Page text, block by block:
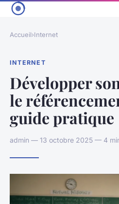
Accueil›Internet
INTERNET
Développer
le
guide pratique
admin — 13 octobre 2025 — 4